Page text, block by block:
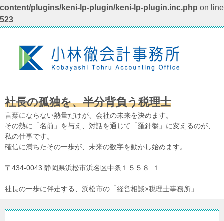
content/plugins/keni-lp-plugin/keni-lp-plugin.inc.php on line
523
社長の孤独を、半分背負う税理士
言葉にならない熱量だけが、会社の未来を決めます。
その熱に「名前」を与え、対話を通じて「羅針盤」に変えるのが、
私の仕事です。
確信に満ちたその一歩が、未来の数字を動かし始めます。
〒434-0043 静岡県浜松市浜名区中条１５５８−１
社長の一歩に伴走する、浜松市の「経営相談×税理士事務所」